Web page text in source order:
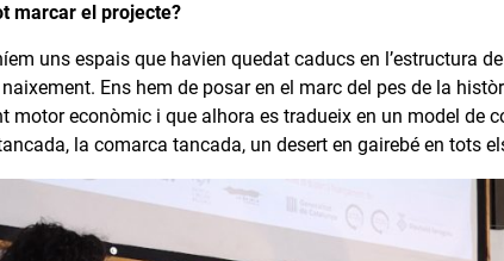
marcar el projecte?
uns espais que havien quedat caducs en l’estructura
Ens hem de posar en el marc del pes de la
motor econòmic i que alhora es tradueix en un model de
la comarca tancada, un desert en gairebé en tots